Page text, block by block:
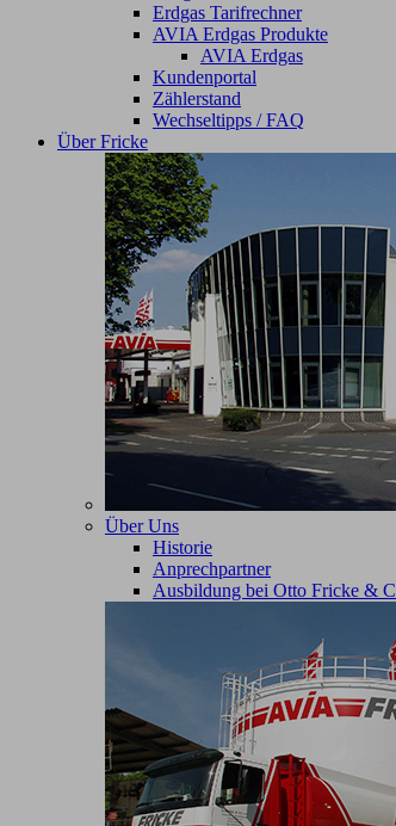
Erdgas Tarifrechner
AVIA Erdgas Produkte
AVIA Erdgas
Kundenportal
Zählerstand
Wechseltipps / FAQ
Über Fricke
Über Uns
Historie
Anprechpartner
Ausbildung bei Otto Fricke &